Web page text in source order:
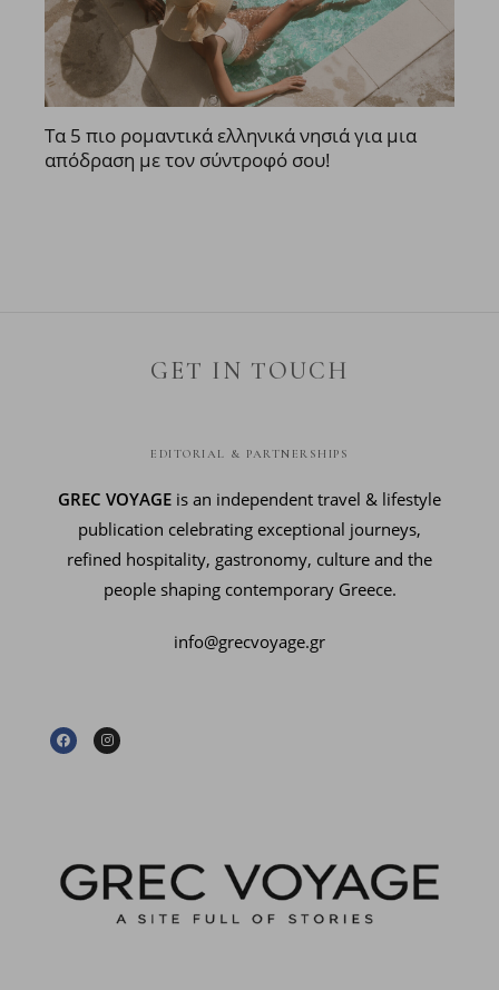
Τα 5 πιο ρομαντικά ελληνικά νησιά για μια
απόδραση με τον σύντροφό σου!
GET IN TOUCH
EDITORIAL & PARTNERSHIPS
GREC VOYAGE is an independent travel & lifestyle
publication celebrating exceptional journeys,
refined hospitality, gastronomy, culture and the
people shaping contemporary Greece.
info@grecvoyage.gr